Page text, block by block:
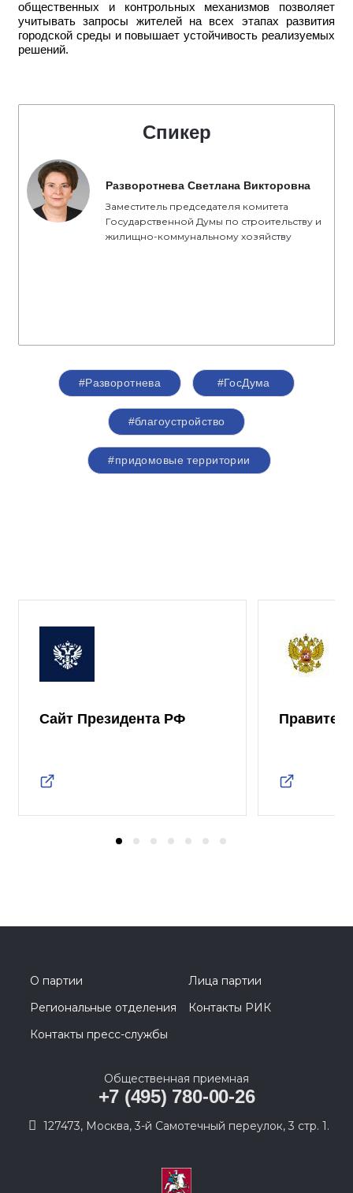
общественных и контрольных механизмов позволяет
учитывать запросы жителей на всех этапах развития
городской среды и повышает устойчивость реализуемых
решений.
Спикер
Разворотнева Светлана Викторовна
Заместитель председателя комитета
Государственной Думы по строительству и
жилищно-коммунальному хозяйству
#Разворотнева #ГосДума
#благоустройство
#придомовые территории
Сайт Президента РФ
О партии
Лица партии
Региональные отделения
Контакты РИК
Контакты пресс-службы
Общественная приемная
+7 (495) 780-00-26
127473, Москва, 3-й Самотечный переулок, 3 стр. 1.